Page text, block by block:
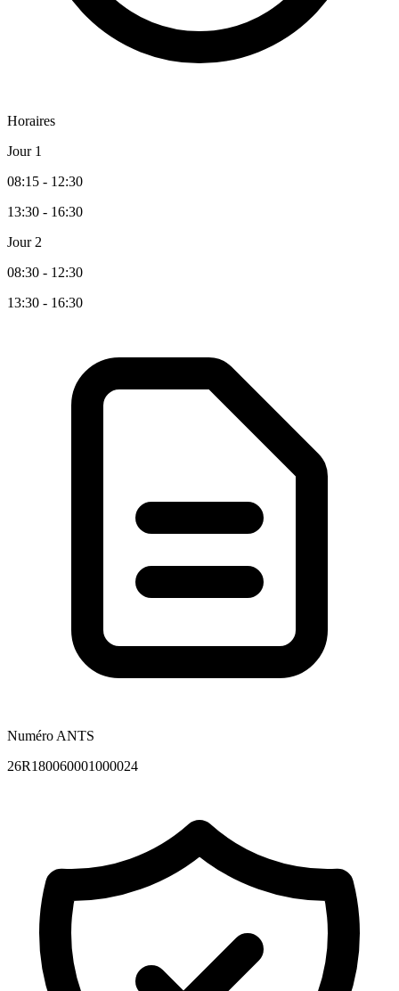
Horaires
Jour 1
08:15 - 12:30
13:30 - 16:30
Jour 2
08:30 - 12:30
13:30 - 16:30
Numéro ANTS
26R180060001000024